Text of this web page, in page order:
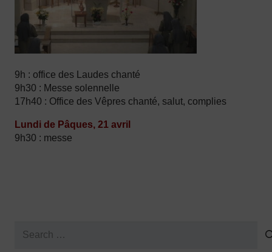
9h : office des Laudes chanté
9h30 : Messe solennelle
17h40 : Office des Vêpres chanté, salut, complies
Lundi de Pâques, 21 avril
9h30 : messe
for: